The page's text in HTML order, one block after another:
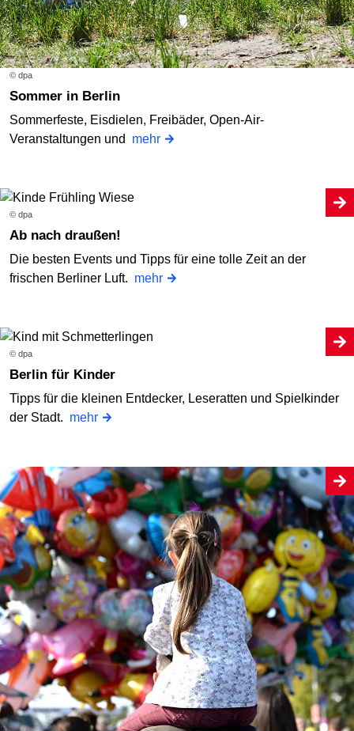
© dpa
Sommer in Berlin
Sommerfeste, Eisdielen, Freibäder, Open-Air-
Veranstaltungen und mehr
© dpa
Ab nach draußen!
Die besten Events und Tipps für eine tolle Zeit an der
frischen Berliner Luft. mehr
© dpa
Berlin für Kinder
Tipps für die kleinen Entdecker, Leseratten und Spielkinder
der Stadt. mehr